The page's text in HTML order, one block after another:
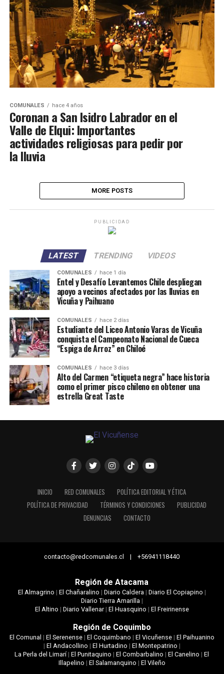
COMUNALES hace 4 años
Coronan a San Isidro Labrador en el
Valle de Elqui: Importantes
actividades religiosas para pedir por
la lluvia
MORE POSTS
PUBLICIDAD
LATEST TRENDING VIDEOS
COMUNALES hace 1 día
Entel y Desafío Levantemos Chile despliegan
apoyo a vecinos afectados por las lluvias en
Vicuña y Paihuano
COMUNALES hace 2 días
Estudiante del Liceo Antonio Varas de Vicuña
conquista el Campeonato Nacional de Cueca
“Espiga de Arroz” en Chiloé
COMUNALES hace 3 días
Alto del Carmen “etiqueta negra” hace historia
como el primer pisco chileno en obtener una
estrella Great Taste
INICIO RED COMUNALES
POLÍTICA EDITORIAL Y ÉTICA
POLÍTICA DE PRIVACIDAD
TÉRMINOS Y CONDICIONES
PUBLICIDAD
DENUNCIAS
CONTACTO
contacto@redcomunales.cl | +56941118440
Región de Atacama
El Almagrino | El Chañaralino | Diario Caldera| Diario El Copiapino |
Diario Tierra Amarilla|
El Altino | Diario Vallenar| El Huasquino | El Freirinense
Región de Coquimbo
El Comunal | El Serenense| El Coquimbano | El Vicuñense| El Paihuanino
| El Andacollino | El Hurtadino | El Montepatrino |
La Perla del Limarí|El Punitaquino |El Combarbalino |El Canelino |El
Illapelino | El Salamanquino | El Vileño